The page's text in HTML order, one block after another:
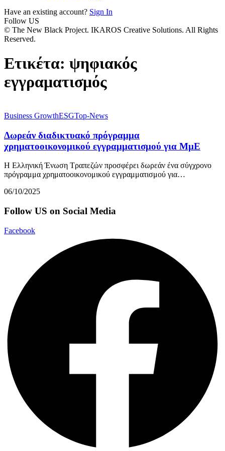
Have an existing account? Sign In
Follow US
© The New Black Project. IKAROS Creative Solutions. All Rights
Reserved.
Ετικέτα: ψηφιακός
εγγραματισμός
Business GrowthESGTop-News
Δωρεάν διαδικτυακό πρόγραμμα
χρηματοοικονομικού εγγραμματισμού για ΜμΕ
Η Ελληνική Ένωση Τραπεζών προσφέρει δωρεάν ένα σύγχρονο
πρόγραμμα χρηματοοικονομικού εγγραμματισμού για…
06/10/2025
Follow US on Social Media
Facebook